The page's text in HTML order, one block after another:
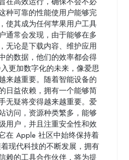
种可靠的性能使用户能够完
使其成为任何苹果用户工具
通常会发现，由于能够在多
无论是下载内容、维护应用
的数据，他们的效率都会得
更加数字化的未来，像爱思
来越重要。随着智能设备的
日益依赖，拥有一个能够简
无疑将变得越来越重要。爱
访问，资源种类繁多，能够
用户，并且注重安全性和效
在 Apple 社区中始终保持着
现代科技的不断发展，拥有
赖的工具合作伙伴，将为提